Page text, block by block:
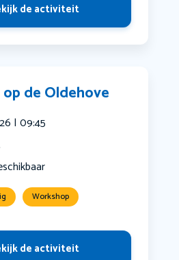
de activiteit
de Oldehove
| 09:45
Workshop
de activiteit